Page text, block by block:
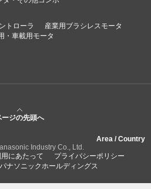
トローラ
産業用ブラシレスモータ
・車載用モータ
ージの先頭へ
Area / Country
Industry Co., Ltd.
にあたって
プライバシーポリシー
パナソニックホールディングス